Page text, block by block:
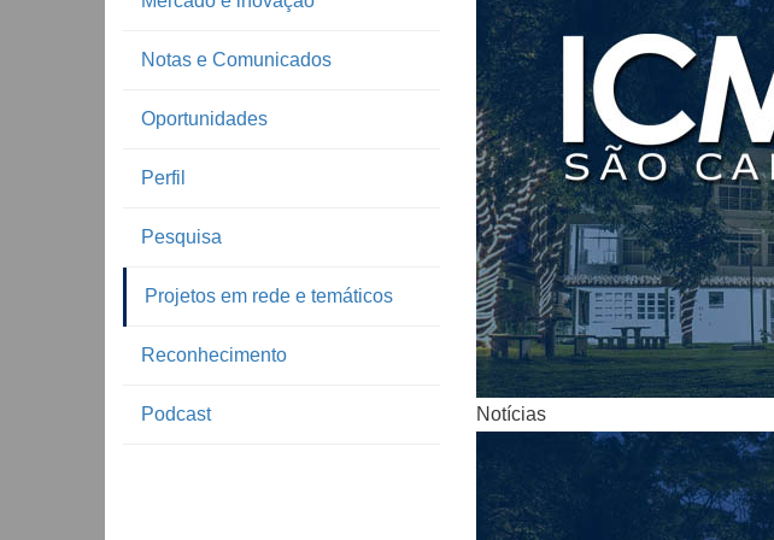
Notas e Comunicados
Oportunidades
Perfil
Pesquisa
Projetos em rede e temáticos
Reconhecimento
Podcast
Notícias
Notícias